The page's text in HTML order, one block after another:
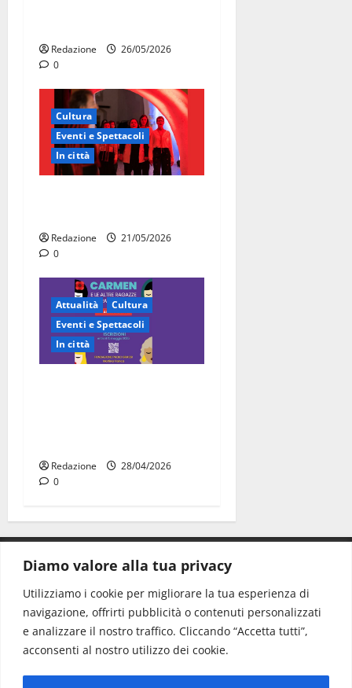
Diamo valore alla tua privacy
Utilizziamo i cookie per migliorare la tua esperienza di
navigazione, offrirti pubblicità o contenuti personalizzati
e analizzare il nostro traffico. Cliccando “Accetta tutti”,
acconsenti al nostro utilizzo dei cookie.
Redazione
26/05/2026
0
Cultura
Eventi e Spettacoli
In città
Redazione
21/05/2026
0
Attualità
Cultura
Eventi e Spettacoli
In città
Redazione
28/04/2026
0
CONTATTI.
Redazione: redazione@www.martinasera.it
Direttore:direttore@www.martinasera.it
Info & Commerciale:info@www.martinasera.it